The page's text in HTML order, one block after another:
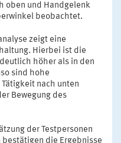
oben und Handgelenk
beobachtet.
zeigt eine
Hierbei ist die
höher als in den
sind hohe
nach unten
Bewegung des
der Testpersonen
die Ergebnisse